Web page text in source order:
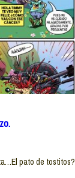
pato de tostitos?